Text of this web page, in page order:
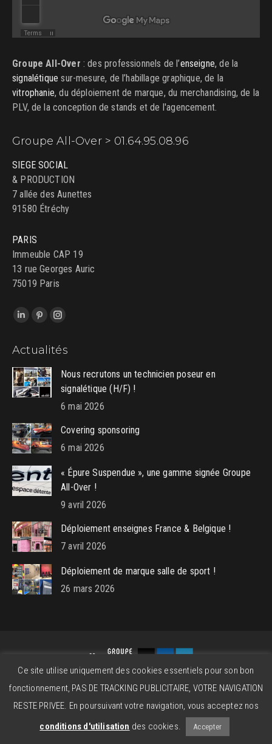
Groupe All-Over : des professionnels de l’enseigne, de la
signalétique sur-mesure, de l’habillage graphique, de la
vitrophanie, du déploiement de marque, du merchandising, de la
PLV, de la conception de stands et de l'agencement.
Groupe All-Over > 01.64.95.08.96
SIEGE SOCIAL
& PRODUCTION
7 allée des Aunettes
91580 Étréchy
PARIS
Immeuble CAP 19
13 rue Georges Auric
75019 Paris
Trouvez nous sur :
LinkedIn
opens
in
new
window
Pinterest
opens
in
new
window
Instagram
opens
in
new
window
Actualités
Nous recrutons un technicien poseur en
signalétique (H/F) !
6 mai 2026
Covering sponsoring
6 mai 2026
« Épure Suspendue », une gamme signée Groupe
All-Over !
9 avril 2026
Déploiement enseignes France & Belgique !
7 avril 2026
Déploiement de marque salle de sport !
26 mars 2026
Groupe All-Over © 2026 - Powered bybeatitude.eu
Ce site utilise uniquement des cookies essentiels pour son bon
fonctionnement, PAS DE TRACKING PUBLICITAIRE, VOTRE NAVIGATION
RESTE PRIVEE. En poursuivant votre navigation, vous acceptez nos
conditions d'utilisation des cookies. Accepter
01 64 95 08 96